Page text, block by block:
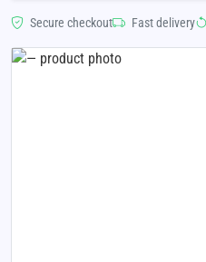
Secure checkout Fast delivery